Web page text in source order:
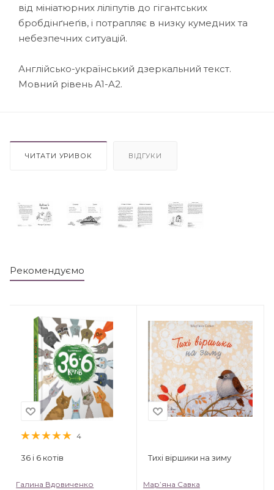
від мініатюрних ліліпутів до гігантських
бробдінґнеґів, і потрапляє в низку кумедних та
небезпечних ситуацій.
Англійсько-український дзеркальний текст.
Мовний рівень A1-A2.
ЧИТАТИ УРИВОК ВІДГУКИ
Рекомендуємо
4
36 і 6 котів
Галина Вдовиченко
Тихі віршики на зиму
Мар’яна Савка